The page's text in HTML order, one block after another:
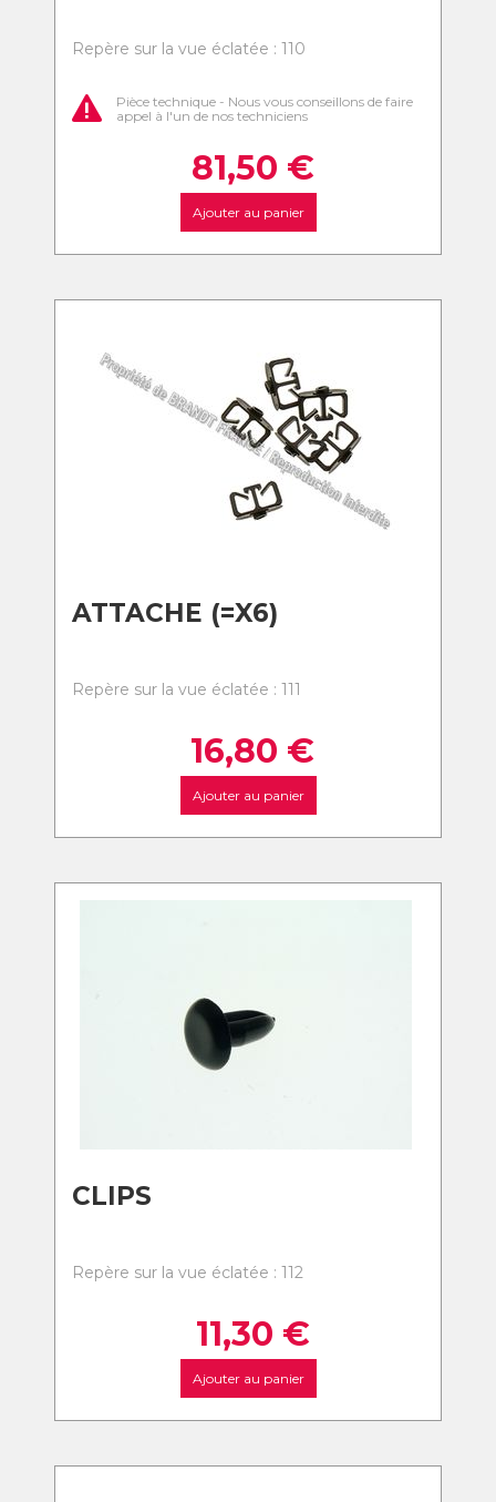
Repère sur la vue éclatée : 110
Pièce technique - Nous vous conseillons de faire
appel à l'un de nos techniciens
81,50 €
Ajouter au panier
ATTACHE (=X6)
Repère sur la vue éclatée : 111
16,80 €
Ajouter au panier
CLIPS
Repère sur la vue éclatée : 112
11,30 €
Ajouter au panier